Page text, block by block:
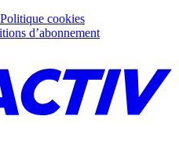
Politique cookies
d’abonnement